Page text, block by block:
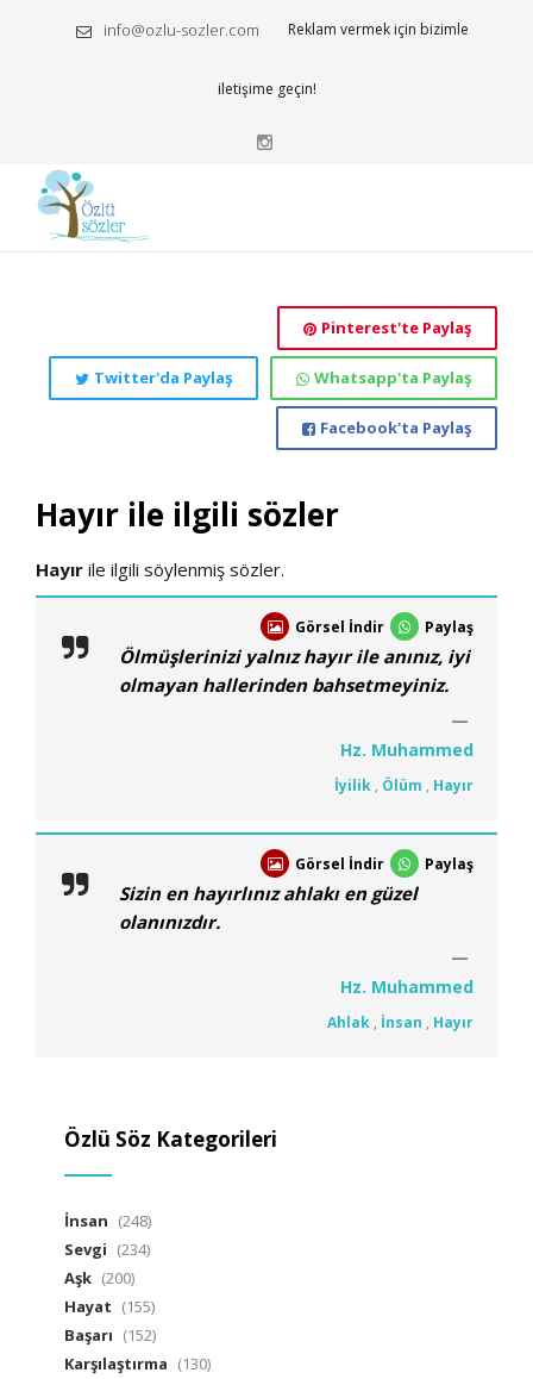
info@ozlu-sozler.com Reklam vermek için bizimle
iletişime geçin!
Pinterest'te Paylaş
Whatsapp'ta Paylaş
Twitter'da Paylaş
Facebook'ta Paylaş
Hayır ile ilgili sözler
Hayır ile ilgili söylenmiş sözler.
Görsel İndir Paylaş
Ölmüşlerinizi yalnız hayır ile anınız, iyi
olmayan hallerinden bahsetmeyiniz.
Hz. Muhammed
İyilik , Ölüm , Hayır
Görsel İndir Paylaş
Sizin en hayırlınız ahlakı en güzel
olanınızdır.
Hz. Muhammed
Ahlak , İnsan , Hayır
Özlü Söz Kategorileri
İnsan (248)
Sevgi (234)
Aşk (200)
Hayat (155)
Başarı (152)
Karşılaştırma (130)